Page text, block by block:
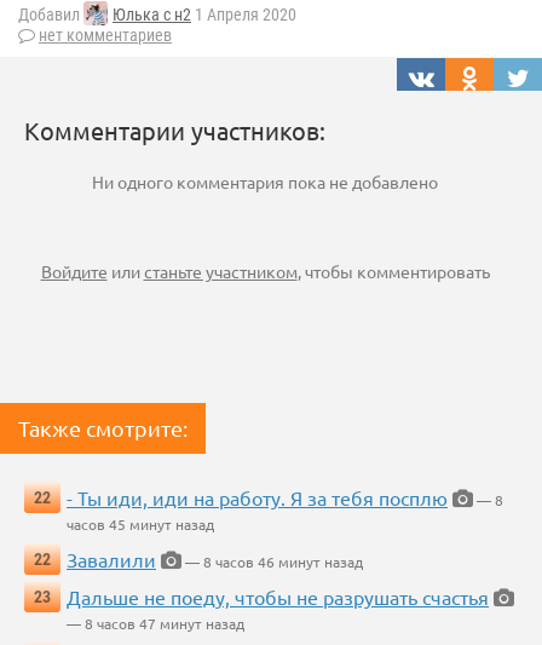
Добавил Юлька с н2 1 Апреля 2020
нет комментариев
Комментарии участников:
Ни одного комментария пока не добавлено
Войдите илистаньте участником, чтобы комментировать
Также смотрите:
22 - Ты иди, иди на работу. Я за тебя посплю
— 8
часов 45 минут назад
22
Завалили
— 8 часов 46 минут назад
23
Дальше не поеду, чтобы не разрушать счастья
— 8 часов 47 минут назад